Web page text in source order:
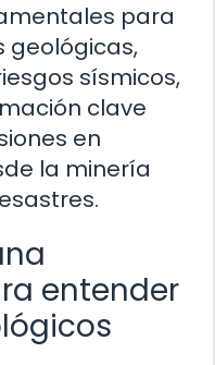
para
geológicas,
sísmicos,
clave
en
la minería
entender